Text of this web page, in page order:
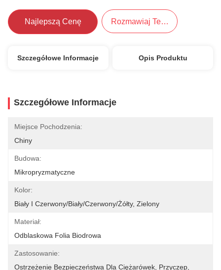
Najlepszą Cenę Rozmawiaj Teraz.
Szczegółowe Informacje Opis Produktu
Szczegółowe Informacje
Miejsce Pochodzenia:
Chiny
Budowa:
Mikropryzmatyczne
Kolor:
Biały I Czerwony/biały/czerwony/żółty, Zielony
Materiał:
Odblaskowa Folia Biodrowa
Zastosowanie:
Ostrzeżenie Bezpieczeństwa Dla Ciężarówek, Przyczep,